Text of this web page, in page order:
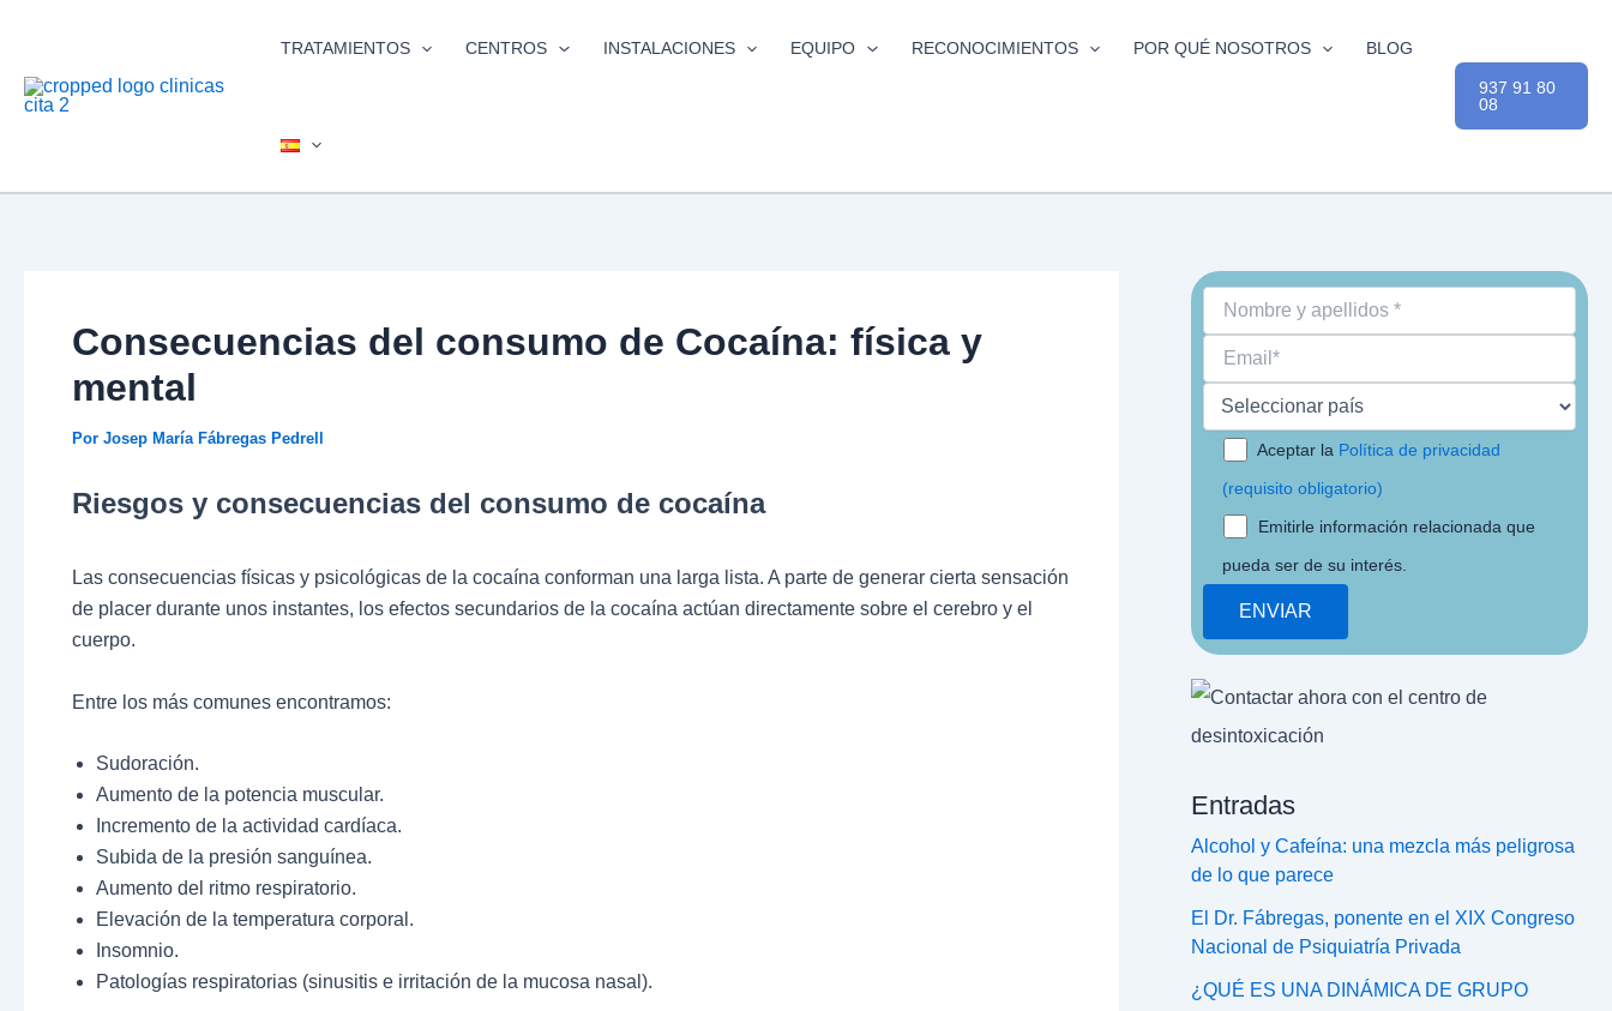
contenido
TRATAMIENTOS CENTROS INSTALACIONES EQUIPO RECONOCIMIENTOS POR QUÉ NOSOTROS BLOG
937 91 80
08
Consecuencias del consumo de Cocaína: física y
mental
Por Josep María Fábregas Pedrell
Riesgos y consecuencias del consumo de cocaína
Las consecuencias físicas y psicológicas de la cocaína conforman una larga lista. A parte de generar cierta sensación
de placer durante unos instantes, los efectos secundarios de la cocaína actúan directamente sobre el cerebro y el
cuerpo.
Entre los más comunes encontramos:
Sudoración.
Aumento de la potencia muscular.
Incremento de la actividad cardíaca.
Subida de la presión sanguínea.
Aumento del ritmo respiratorio.
Elevación de la temperatura corporal.
Insomnio.
Patologías respiratorias (sinusitis e irritación de la mucosa nasal).
Aceptar la Política de privacidad
(requisito obligatorio)
Emitirle información relacionada que
pueda ser de su interés.
Entradas
Alcohol y Cafeína: una mezcla más peligrosa
de lo que parece
El Dr. Fábregas, ponente en el XIX Congreso
Nacional de Psiquiatría Privada
¿QUÉ ES UNA DINÁMICA DE GRUPO